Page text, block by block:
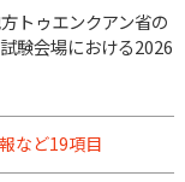
トゥエンクアン省の
験会場における2026
など19項目